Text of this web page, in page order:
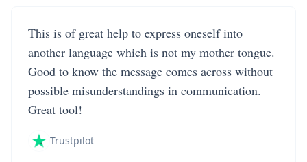
This is of great help to express oneself into
another language which is not my mother tongue.
Good to know the message comes across without
possible misunderstandings in communication.
Great tool!
Trustpilot